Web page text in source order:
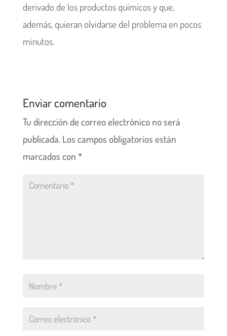
derivado de los productos químicos y que,
además, quieran olvidarse del problema en pocos
minutos.
Enviar comentario
Tu dirección de correo electrónico no será
publicada. Los campos obligatorios están
marcados con *